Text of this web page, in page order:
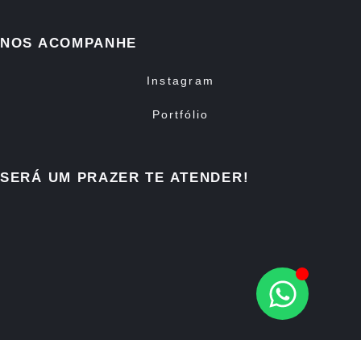
NOS ACOMPANHE
Instagram
Portfólio
SERÁ UM PRAZER TE ATENDER!